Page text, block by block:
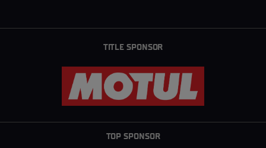
TITLE SPONSOR
TOP SPONSOR